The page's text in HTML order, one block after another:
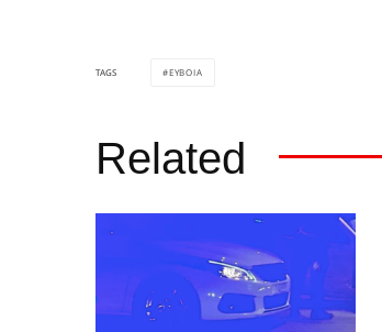
TAGS ΕΥΒΟΙΑ
Related